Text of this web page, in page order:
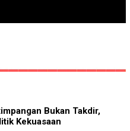
Bukan Takdir,
Kekuasaan